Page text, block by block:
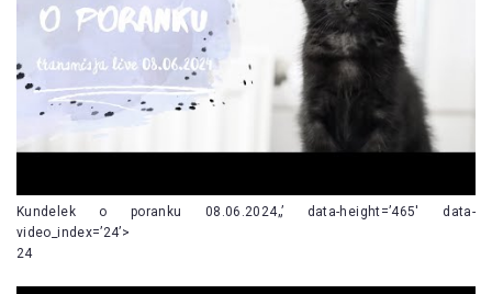
Kundelek o poranku 08.06.2024„’ data-height=’465′ data-
video_index=’24’>
24